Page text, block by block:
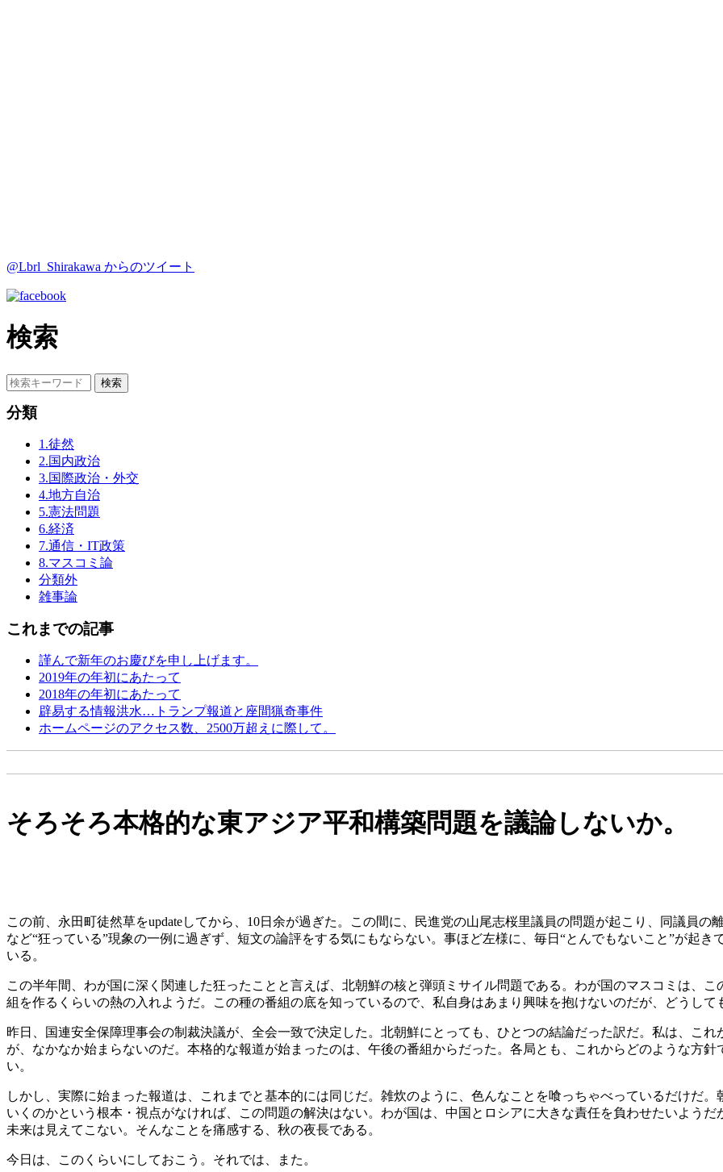
@Lbrl_Shirakawa からのツイート
検索
分類
1.徒然
2.国内政治
3.国際政治・外交
4.地方自治
5.憲法問題
6.経済
7.通信・IT政策
8.マスコミ論
分類外
雑事論
これまでの記事
謹んで新年のお慶びを申し上げます。
2019年の年初にあたって
2018年の年初にあたって
辟易する情報洪水…トランプ報道と座間猟奇事件
ホームページのアクセス数、2500万超えに際して。
そろそろ本格的な東アジア平和構築問題を議論しないか。
この前、永田町徒然草をupdateしてから、10日余が過ぎた。この間に、民進党の山尾志桜里議員の問題が起こり、同議員
など“狂っている”現象の一例に過ぎず、短文の論評をする気にもならない。事ほど左様に、毎日“とんでもないこと”が起
いる。
この半年間、わが国に深く関連した狂ったことと言えば、北朝鮮の核と弾頭ミサイル問題である。わが国のマスコミは、
組を作るくらいの熱の入れようだ。この種の番組の底を知っているので、私自身はあまり興味を抱けないのだが、どうして
昨日、国連安全保障理事会の制裁決議が、全会一致で決定した。北朝鮮にとっても、ひとつの結論だった訳だ。私は、こ
が、なかなか始まらないのだ。本格的な報道が始まったのは、午後の番組からだった。各局とも、これからどのような方
い。
しかし、実際に始まった報道は、これまでと基本的には同じだ。雑炊のように、色んなことを喰っちゃべっているだけだ
いくのかという根本・視点がなければ、この問題の解決はない。わが国は、中国とロシアに大きな責任を負わせたいよう
未来は見えてこない。そんなことを痛感する、秋の夜長である。
今日は、このくらいにしておこう。それでは、また。